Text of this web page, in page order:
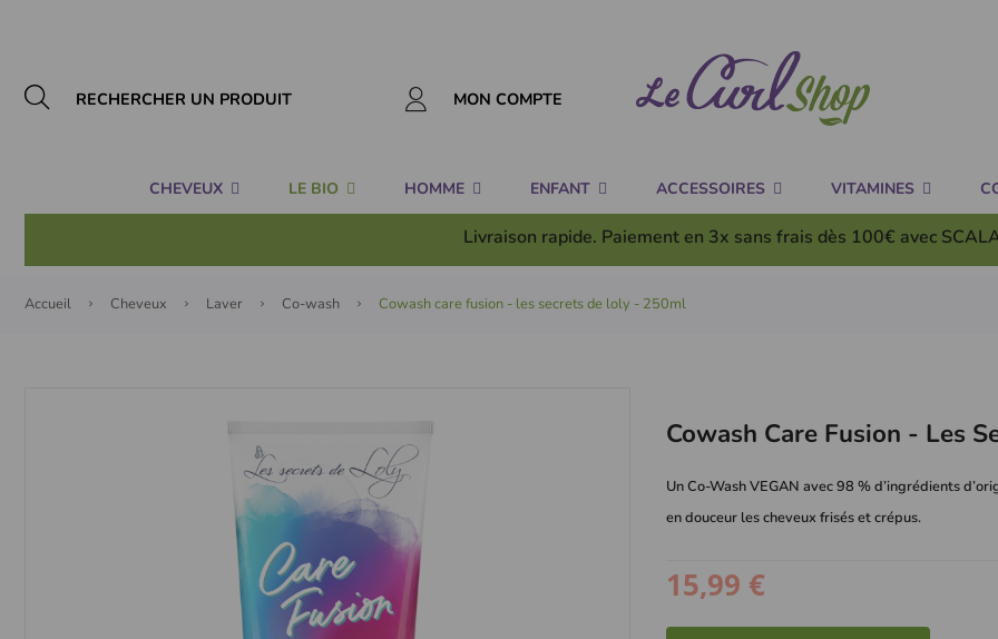
MON COMPTE
CHEVEUX LE BIO HOMME ENFANT ACCESSOIRES VITAMINES
Livraison rapide. Paiement en 3x sans frais dès 100€ avec
Accueil Cheveux Laver Co-wash Cowash care fusion - les secrets de loly - 250ml
Cowash Care Fusion - Les
Un Co-Wash VEGAN avec 98 % d’ingrédients
en douceur les cheveux frisés et crépus.
15,99 €